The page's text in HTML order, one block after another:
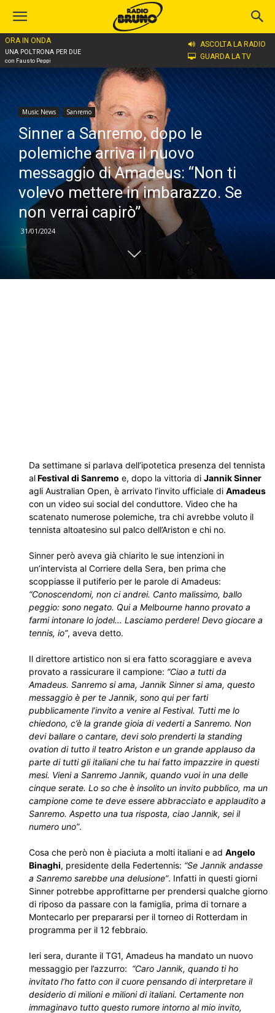
ORA IN ONDA
UNA POLTRONA PER DUE
con Fausto Peppi
ASCOLTA LA RADIO
GUARDA LA TV
Home
Music News Sanremo
Sinner a Sanremo, dopo le
polemiche arriva il nuovo
messaggio di Amadeus: “Non ti
volevo mettere in imbarazzo. Se
non verrai capirò”
31/01/2024
Da settimane si parlava dell’ipotetica presenza del tennista
alFestival di Sanremo e, dopo la vittoria di Jannik Sinner
agli Australian Open, è arrivato l’invito ufficiale di Amadeus
con un video sui social del conduttore. Video che ha
scatenato numerose polemiche, tra chi avrebbe voluto il
tennista altoatesino sul palco dell’Ariston e chi no.
Sinner però aveva già chiarito le sue intenzioni in
un’intervista al Corriere della Sera, ben prima che
scoppiasse il putiferio per le parole di Amadeus:
“Conoscendomi, non ci andrei. Canto malissimo, ballo
peggio: sono negato. Qui a Melbourne hanno provato a
farmi intonare lo jodel… Lasciamo perdere! Devo giocare a
tennis, io”, aveva detto.
Il direttore artistico non si era fatto scoraggiare e aveva
provato a rassicurare il campione: “Ciao a tutti da
Amadeus. Sanremo si ama, Jannik Sinner si ama, questo
messaggio è per te Jannik, sono qui per farti
pubblicamente l’invito a venire al Festival. Tutti me lo
chiedono, c’è la grande gioia di vederti a Sanremo. Non
devi ballare o cantare, devi solo prenderti la standing
ovation di tutto il teatro Ariston e un grande applauso da
parte di tutti gli italiani che tu hai fatto impazzire in questi
mesi. Vieni a Sanremo Jannik, quando vuoi in una delle
cinque serate. Lo so che è insolito un invito pubblico, ma un
campione come te deve essere abbracciato e applaudito a
Sanremo. Aspetto una tua risposta, ciao Jannik, sei il
numero uno”.
Cosa che però non è piaciuta a molti italiani e ad Angelo
Binaghi, presidente della Federtennis: “Se Jannik andasse
a Sanremo sarebbe una delusione”. Infatti in questi giorni
Sinner potrebbe approfittarne per prendersi qualche giorno
di riposo da passare con la famiglia, prima di tornare a
Montecarlo per prepararsi per il torneo di Rotterdam in
programma per il 12 febbraio.
Ieri sera, durante il TG1, Amadeus ha mandato un nuovo
messaggio per l’azzurro: “Caro Jannik, quando ti ho
invitato l’ho fatto con il cuore pensando di interpretare il
desiderio di milioni e milioni di italiani. Certamente non
immaginavo tutto questo rumore intorno al mio invito,